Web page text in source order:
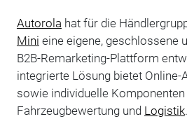
Autorola hat für die
Mini eine eigene, geschlossene
B2B-Remarketing-Plattform
integrierte Lösung bietet Online-
sowie individuelle
Fahrzeugbewertung und Logistik.